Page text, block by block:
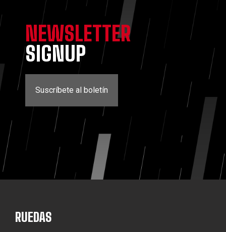
NEWSLETTER
SIGNUP
Suscríbete al boletín
RUEDAS